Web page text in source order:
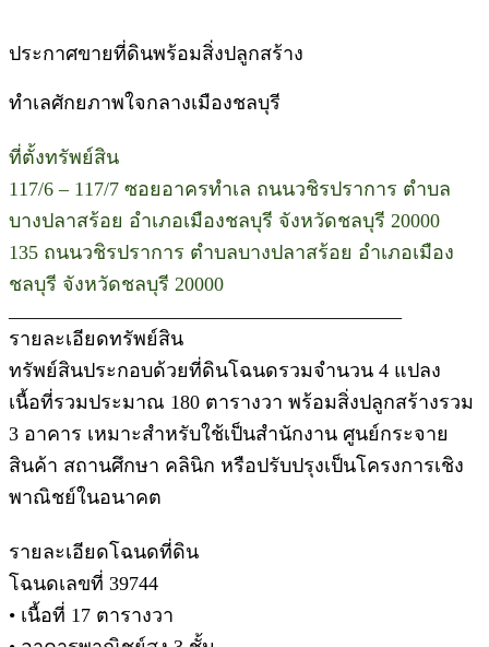
ประกาศขายที่ดินพร้อมสิ่งปลูกสร้าง
ทำเลศักยภาพใจกลางเมืองชลบุรี
ที่ตั้งทรัพย์สิน
117/6 – 117/7 ซอยอาครทำเล ถนนวชิรปราการ ตำบล
บางปลาสร้อย อำเภอเมืองชลบุรี จังหวัดชลบุรี 20000
135 ถนนวชิรปราการ ตำบลบางปลาสร้อย อำเภอเมือง
ชลบุรี จังหวัดชลบุรี 20000
รายละเอียดทรัพย์สิน
ทรัพย์สินประกอบด้วยที่ดินโฉนดรวมจำนวน 4 แปลง
เนื้อที่รวมประมาณ 180 ตารางวา พร้อมสิ่งปลูกสร้างรวม
3 อาคาร เหมาะสำหรับใช้เป็นสำนักงาน ศูนย์กระจาย
สินค้า สถานศึกษา คลินิก หรือปรับปรุงเป็นโครงการเชิง
พาณิชย์ในอนาคต
รายละเอียดโฉนดที่ดิน
โฉนดเลขที่ 39744
• เนื้อที่ 17 ตารางวา